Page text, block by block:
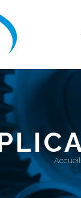
Accueil